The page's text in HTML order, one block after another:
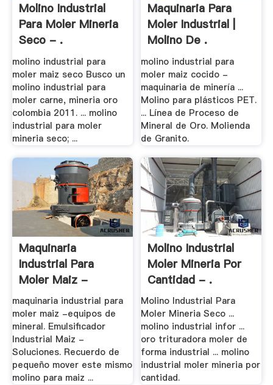
Molino Industrial
Para Moler Mineria
Seco - .
molino industrial para
moler maiz seco Busco un
molino industrial para
moler carne, mineria oro
colombia 2011. ... molino
industrial para moler
mineria seco; ...
Maquinaria Para
Moler Industrial |
Molino De .
molino industrial para
moler maiz cocido -
maquinaria de minería ...
Molino para plásticos PET.
... Línea de Proceso de
Mineral de Oro. Molienda
de Granito.
Maquinaria
Industrial Para
Moler Maiz -
Equipos .
maquinaria industrial para
moler maiz -equipos de
mineral. Emulsificador
Industrial Maiz -
Soluciones. Recuerdo de
pequeño mover este mismo
molino para maiz ...
Molino Industrial
Moler Mineria Por
Cantidad - .
Molino Industrial Para
Moler Mineria Seco ...
molino industrial infor ...
oro trituradora moler de
forma industrial ... molino
industrial moler mineria por
cantidad.